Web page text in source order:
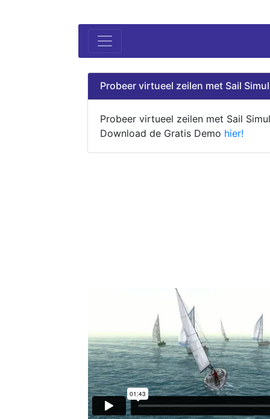
Probeer virtueel zeilen met Sail
Probeer virtueel zeilen met Sail
Download de Gratis Demo hier!